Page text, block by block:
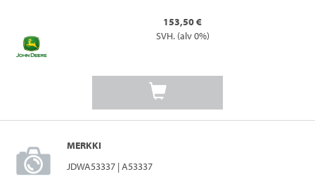
153,50 €
SVH. (alv 0%)
MERKKI
JDWA53337 | A53337